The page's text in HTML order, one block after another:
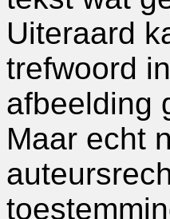
Uiteraard
trefwoord
afbeelding
Maar echt